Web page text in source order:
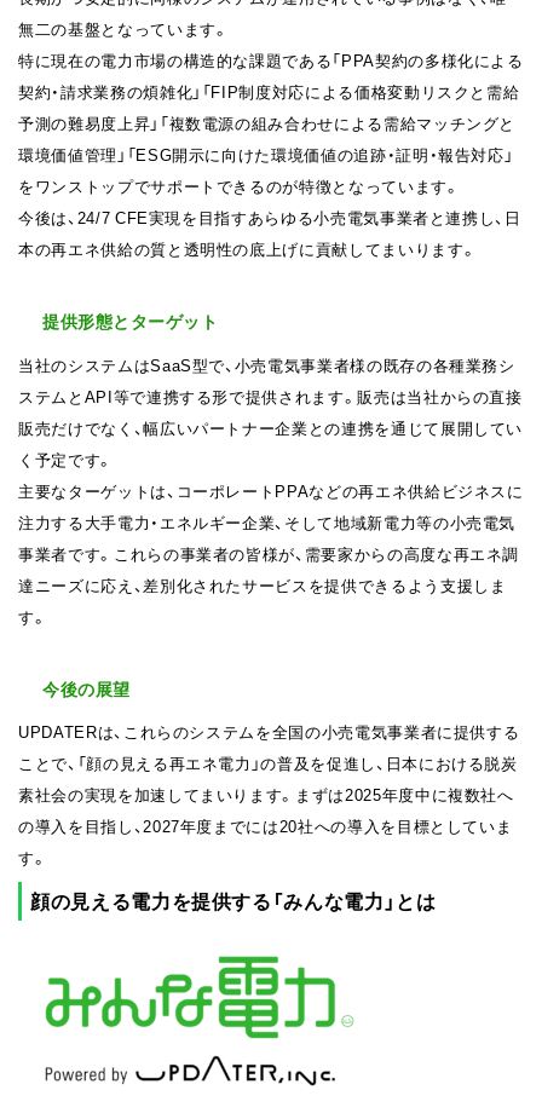
無二の基盤となっています。
特に現在の電力市場の構造的な課題である「PPA契約の多様化による
契約・請求業務の煩雑化」「FIP制度対応による価格変動リスクと需給
予測の難易度上昇」「複数電源の組み合わせによる需給マッチングと
環境価値管理」「ESG開示に向けた環境価値の追跡・証明・報告対応」
をワンストップでサポートできるのが特徴となっています。
今後は、24/7 CFE実現を目指すあらゆる小売電気事業者と連携し、日
本の再エネ供給の質と透明性の底上げに貢献してまいります。
提供形態とターゲット
当社のシステムはSaaS型で、小売電気事業者様の既存の各種業務シ
ステムとAPI等で連携する形で提供されます。販売は当社からの直接
販売だけでなく、幅広いパートナー企業との連携を通じて展開してい
く予定です。
主要なターゲットは、コーポレートPPAなどの再エネ供給ビジネスに
注力する大手電力・エネルギー企業、そして地域新電力等の小売電気
事業者です。これらの事業者の皆様が、需要家からの高度な再エネ調
達ニーズに応え、差別化されたサービスを提供できるよう支援しま
す。
今後の展望
UPDATERは、これらのシステムを全国の小売電気事業者に提供する
ことで、「顔の見える再エネ電力」の普及を促進し、日本における脱炭
素社会の実現を加速してまいります。まずは2025年度中に複数社へ
の導入を目指し、2027年度までには20社への導入を目標としていま
す。
顔の見える電力を提供する「みんな電力」とは